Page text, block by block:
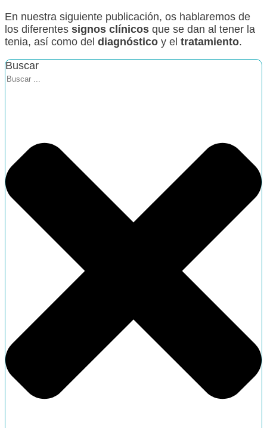
En nuestra siguiente publicación, os hablaremos de
los diferentes signos clínicos que se dan al tener la
tenia, así como del diagnóstico y el tratamiento.
Buscar